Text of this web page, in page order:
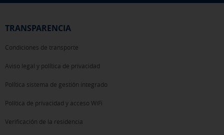
TRANSPARENCIA
Condiciones de transporte
Aviso legal y política de privacidad
Política sistema de gestión integrado
Política de privacidad y acceso WiFi
Verificación de la residencia